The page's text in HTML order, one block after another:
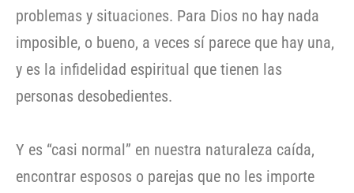
problemas y situaciones. Para Dios no hay nada
imposible, o bueno, a veces sí parece que hay una,
y es la infidelidad espiritual que tienen las
personas desobedientes.
Y es “casi normal” en nuestra naturaleza caída,
encontrar esposos o parejas que no les importe